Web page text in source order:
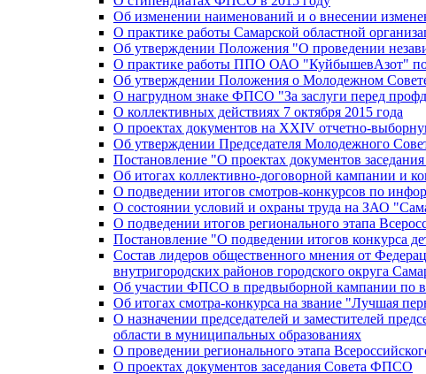
Об изменении наименований и о внесении
О практике работы Самарской областной
Об утверждении Положения "О проведении
О практике работы ППО ОАО "КуйбышевАзот"
Об утверждении Положения о Молодежном
О нагрудном знаке ФПСО "За заслуги перед
О коллективных действиях 7 октября 2015 года
О проектах документов на XXIV отчетно-
Об утверждении Председателя Молодежного
Постановление "О проектах документов
Об итогах коллективно-договорной кампании и
О подведении итогов смотров-конкурсов по
О состоянии условий и охраны труда на ЗАО
О подведении итогов регионального этапа
Постановление "О подведении итогов конкурса
Состав лидеров общественного мнения от
внутригородских районов городского округа
Об участии ФПСО в предвыборной кампании по
Об итогах смотра-конкурса на звание "Лучшая
О назначении председателей и заместителей
области в муниципальных образованиях
О проведении регионального этапа
О проектах документов заседания Совета ФПСО